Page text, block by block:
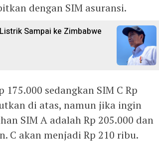
dengan SIM asuransi.
Sampai ke Zimbabwe
sedangkan SIM C Rp
di atas, namun jika ingin
SIM A adalah Rp 205.000 dan
C akan menjadi Rp 210 ribu.